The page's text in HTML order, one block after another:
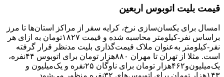
قیمت بلیت اتوبوس اربعین
امسال برای یکسان‌سازی نرخ، کرایه سفر از مراکز استان‌ها تا مرز
براساس نفر-کیلومتر محاسبه شده و قیمت ۱۸۲۷تومان به ازای هر
نفر-کیلومتر به‌عنوان ملاک قیمت‌گذاری بلیت مدنظر قرار گرفته
است. مثلا از تهران تا مهران ۸۸۰هزار تومان برای اتوبوس ۴۴نفره،
یک‌میلیون‌و۴۶۲هزار تومان برای ناوگان ۲۵نفره و یک‌میلیون و